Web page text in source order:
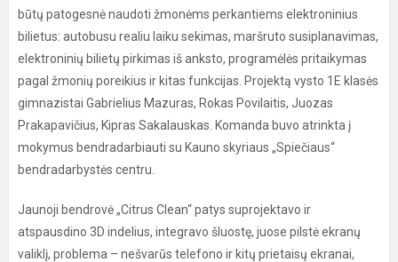
būtų patogesnė naudoti žmonėms perkantiems elektroninius
bilietus: autobusu realiu laiku sekimas, maršruto susiplanavimas,
elektroninių bilietų pirkimas iš anksto, programėlės pritaikymas
pagal žmonių poreikius ir kitas funkcijas. Projektą vysto 1E klasės
gimnazistai Gabrielius Mazuras, Rokas Povilaitis, Juozas
Prakapavičius, Kipras Sakalauskas. Komanda buvo atrinkta į
mokymus bendradarbiauti su Kauno skyriaus „Spiečiaus“
bendradarbystės centru.
Jaunoji bendrovė „Citrus Clean“ patys suprojektavo ir
atspausdino 3D indelius, integravo šluostę, juose pilstė ekranų
valiklį, problema – nešvarūs telefono ir kitų prietaisų ekranai,